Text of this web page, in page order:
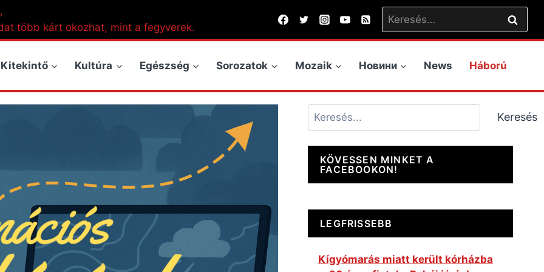
több kárt okozhat, mint a fegyverek.
Keresés:
Kitekintő Kultúra Egészség Sorozatok Mozaik Новини News Háború
Keresés Keresés
KÖVESSEN MINKET A
FACEBOOKON!
LEGFRISSEBB
Kígyómarás miatt került kórházba